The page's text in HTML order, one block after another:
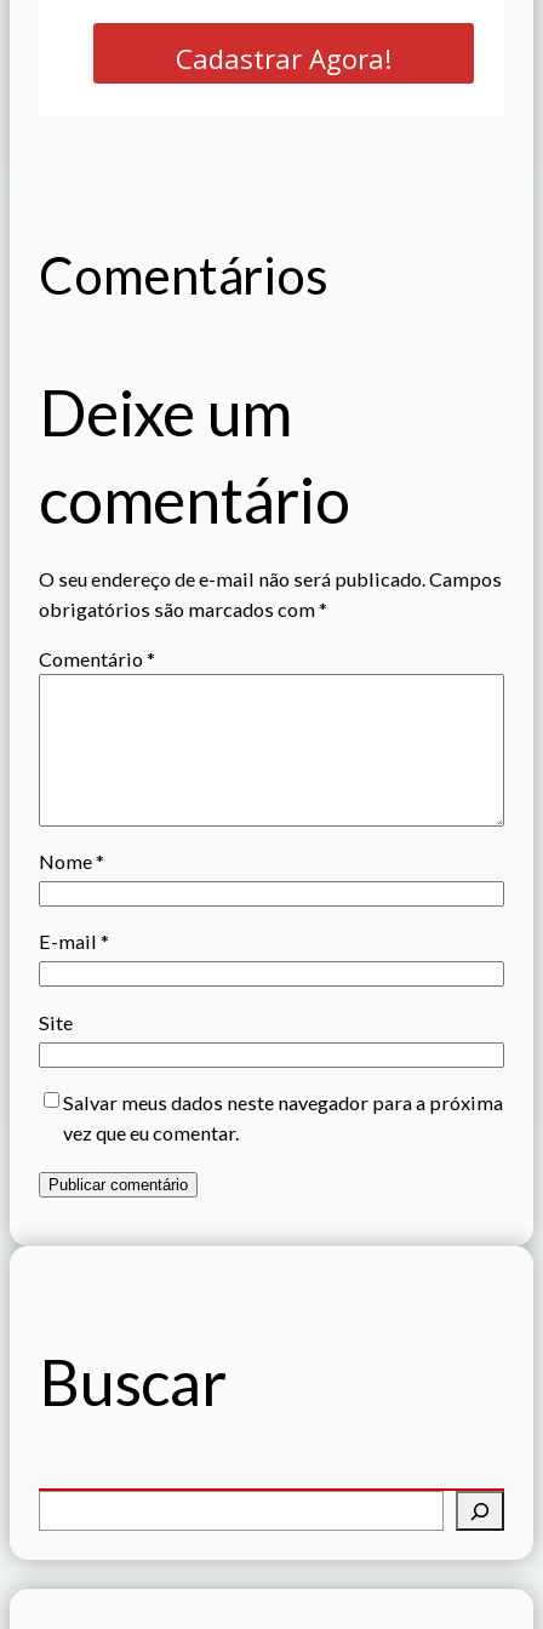
Cadastrar Agora!
Comentários
Deixe um
comentário
O seu endereço de e-mail não será publicado. Campos
obrigatórios são marcados com*
Comentário*
Nome*
E-mail *
Site
Salvar meus dados neste navegador para a próxima
vez que eu comentar.
Buscar
e
s
q